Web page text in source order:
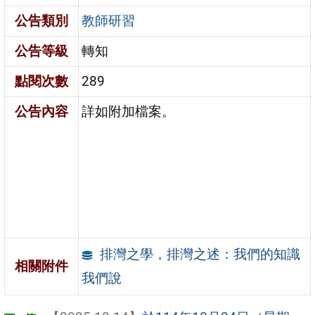
公告類別
教師研習
公告等級
轉知
點閱次數
289
公告內容
詳如附加檔案。
相關附件
排灣之學，排灣之述：我們的知識
我們說